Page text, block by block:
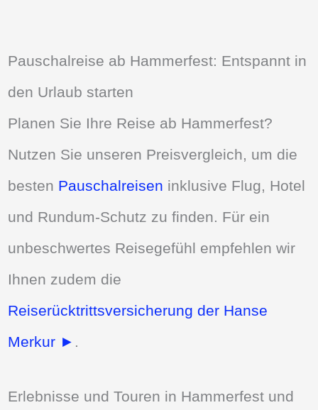
Pauschalreise ab Hammerfest: Entspannt in
den Urlaub starten
Planen Sie Ihre Reise ab Hammerfest?
Nutzen Sie unseren Preisvergleich, um die
besten Pauschalreisen inklusive Flug, Hotel
und Rundum-Schutz zu finden. Für ein
unbeschwertes Reisegefühl empfehlen wir
Ihnen zudem die
Reiserücktrittsversicherung der Hanse
Merkur ► .
Erlebnisse und Touren in Hammerfest und